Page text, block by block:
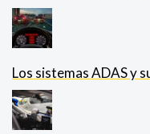
Los sistemas ADAS y